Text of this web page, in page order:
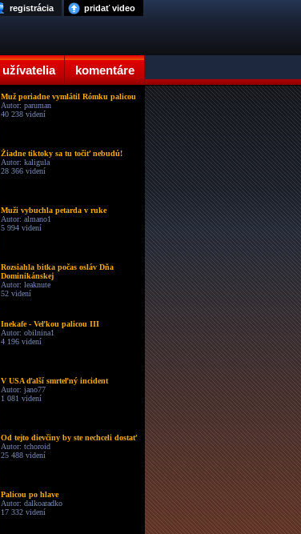
užívatelia komentáre
pridať video
registrácia
Muž poriadne vymlátil Rómku palicou
Autor: paruman
40 238 videní
Žiadne tiktoky sa tu točiť nebudú!
Autor: kaligula
28 366 videní
Muži vybuchla petarda v ruke
Autor: almano1
5 994 videní
Rozsiahla bitka počas osláv Dňa
Dominikánskej
Autor: leaknute
52 videní
Inekafe - Veľkou palicou III
Autor: obilnina1
4 196 videní
V USA ďalší smrteľný incident
Autor: jano77
1 081 videní
Od tejto dievčiny by ste nechceli dostať
Autor: tchoroid
25 488 videní
Palicou po hlave
Autor: dalkoaradko
17 332 videní